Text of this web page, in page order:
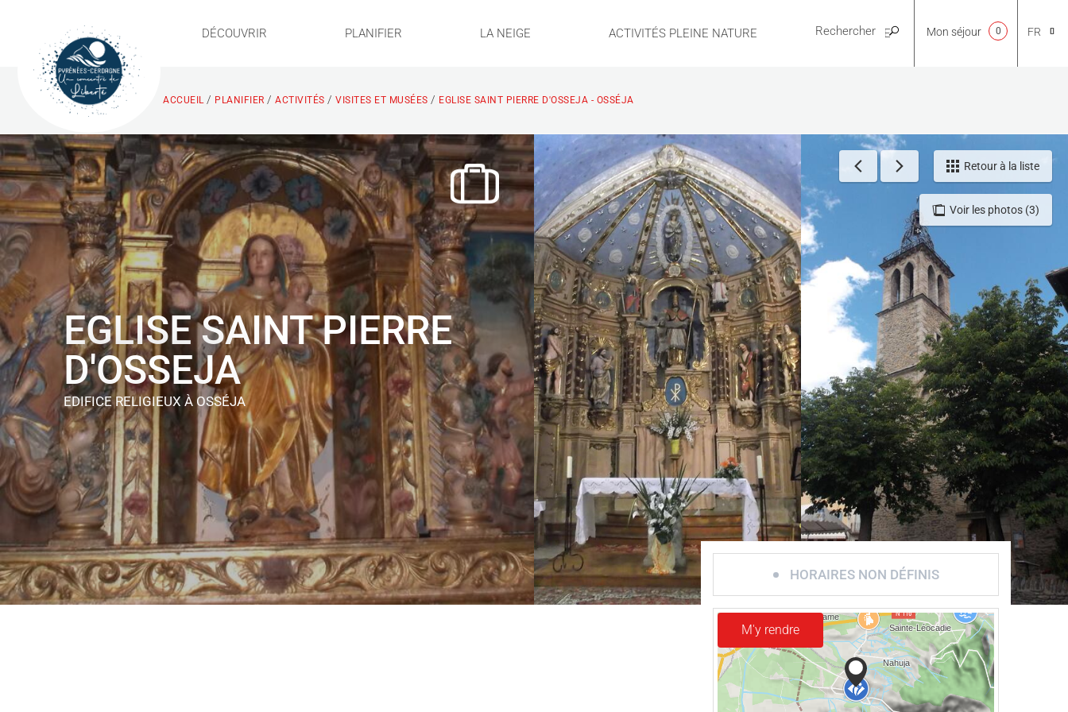
DÉCOUVRIR PLANIFIER LA NEIGE ACTIVITÉS PLEINE NATURE PRATIQUE
NL
FR
ES
Mon séjour 0
ACCUEIL / PLANIFIER / ACTIVITÉS / VISITES ET MUSÉES / EGLISE SAINT PIERRE D'OSSEJA - OSSÉJA
Voir les photos (3)
Retour à la liste
EGLISE SAINT PIERRE
D'OSSEJA
EDIFICE RELIGIEUX À OSSÉJA
HORAIRES NON DÉFINIS
M'y rendre